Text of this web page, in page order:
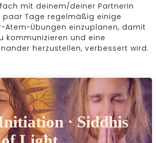
mit deinem/deiner PartnerIn
paar Tage regelmäßig einige
Atem-Übungen einzuplanen, damit
kommunizieren und eine
herzustellen, verbessert wird.
· Siddhis